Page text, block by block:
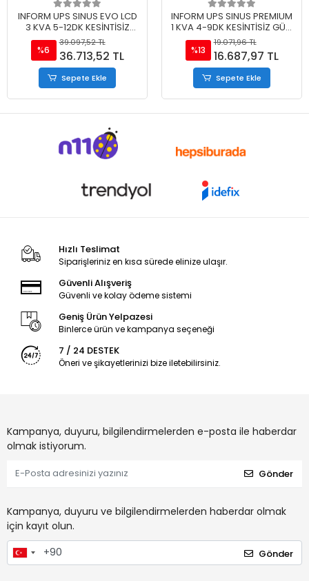
INFORM UPS SINUS EVO LCD
3 KVA 5-12DK KESİNTİSİZ
GÜÇ KAYNAĞI 9Ah
%6
39.097,52 TL
36.713,52 TL
Sepete Ekle
INFORM UPS SINUS PREMIUM
1 KVA 4-9DK KESİNTİSİZ GÜÇ
KAYNAĞI
%13
19.071,96 TL
16.687,97 TL
Sepete Ekle
Hızlı Teslimat
Siparişleriniz en kısa sürede elinize ulaşır.
Güvenli Alışveriş
Güvenli ve kolay ödeme sistemi
Geniş Ürün Yelpazesi
Binlerce ürün ve kampanya seçeneği
7 / 24 DESTEK
Öneri ve şikayetlerinizi bize iletebilirsiniz.
Kampanya, duyuru, bilgilendirmelerden e-posta ile haberdar
olmak istiyorum.
Gönder
Kampanya, duyuru ve bilgilendirmelerden haberdar olmak
için kayıt olun.
Gönder